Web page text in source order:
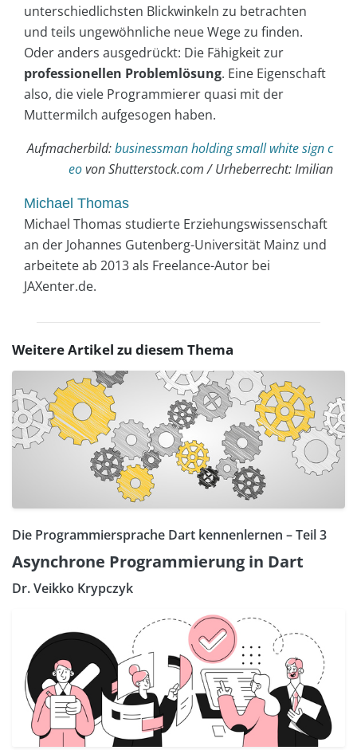
unterschiedlichsten Blickwinkeln zu betrachten
und teils ungewöhnliche neue Wege zu finden.
Oder anders ausgedrückt: Die Fähigkeit zur
professionellen Problemlösung. Eine Eigenschaft
also, die viele Programmierer quasi mit der
Muttermilch aufgesogen haben.
Aufmacherbild:businessman holding small white sign c
eovon Shutterstock.com / Urheberrecht: Imilian
Michael Thomas
Michael Thomas studierte Erziehungswissenschaft
an der Johannes Gutenberg-Universität Mainz und
arbeitete ab 2013 als Freelance-Autor bei
JAXenter.de.
Weitere Artikel zu diesem Thema
Die Programmiersprache Dart kennenlernen – Teil 3
Asynchrone Programmierung in Dart
Dr. Veikko Krypczyk